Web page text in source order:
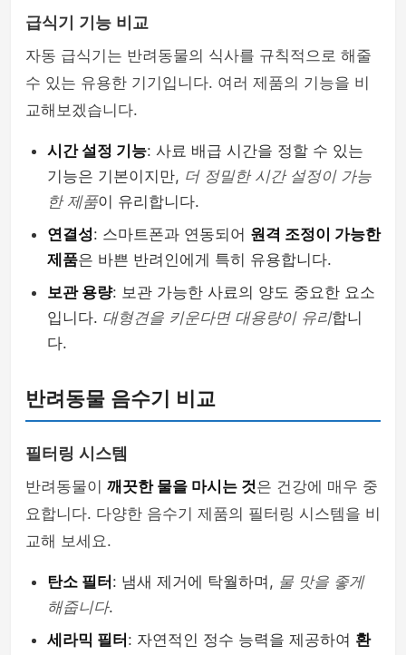
급식기 기능 비교
자동 급식기는 반려동물의 식사를 규칙적으로 해줄
수 있는 유용한 기기입니다. 여러 제품의 기능을 비
교해보겠습니다.
시간 설정 기능: 사료 배급 시간을 정할 수 있는
기능은 기본이지만, 더 정밀한 시간 설정이 가능
한 제품이 유리합니다.
연결성: 스마트폰과 연동되어 원격 조정이 가능한
제품은 바쁜 반려인에게 특히 유용합니다.
보관 용량: 보관 가능한 사료의 양도 중요한 요소
입니다. 대형견을 키운다면 대용량이 유리합니
다.
반려동물 음수기 비교
필터링 시스템
반려동물이 깨끗한 물을 마시는 것은 건강에 매우 중
요합니다. 다양한 음수기 제품의 필터링 시스템을 비
교해 보세요.
탄소 필터 : 냄새 제거에 탁월하며, 물 맛을 좋게
해줍니다.
세라믹 필터 : 자연적인 정수 능력을 제공하여 환